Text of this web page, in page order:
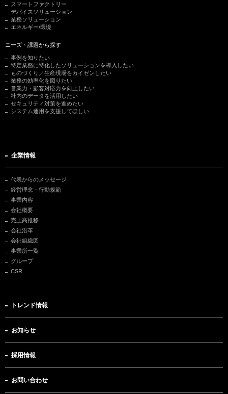
スマートファクトリー
デバイスソリューション
業務ソリューション
エネルギー/環境
ニーズ・課題から探す
事例を知りたい
特定業務に特化したソリューションを導入したい
ものづくり／生産現場をカイゼンしたい
業務の効率化を図りたい
営業力・顧客対応力を向上したい
社内のデータを活用したい
セキュリティ対策を進めたい
システム運用を支援してほしい
企業情報
代表からのメッセージ
経営理念・行動規範
事業内容
会社概要
売上高推移
会社沿革
会社組織図
事業所一覧
グループ
CSR
トレンド情報
お知らせ
採用情報
お問い合わせ